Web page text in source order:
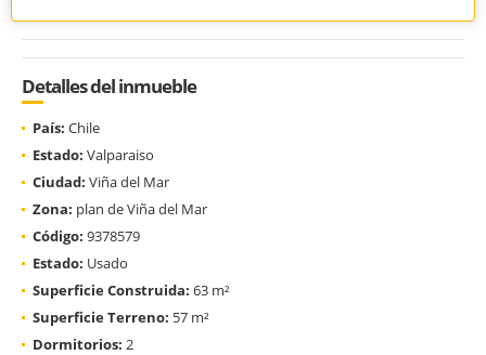
Detalles del inmueble
País: Chile
Estado: Valparaiso
Ciudad: Viña del Mar
Zona: plan de Viña del Mar
Código: 9378579
Estado: Usado
Superficie Construida: 63 m²
Superficie Terreno: 57 m²
Dormitorios: 2